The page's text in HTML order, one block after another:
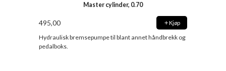
Master cylinder, 0.70
495,00 Kjøp
Hydraulisk bremsepumpe til blant annet håndbrekk og
pedalboks.